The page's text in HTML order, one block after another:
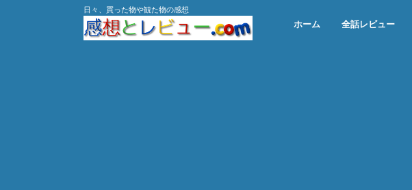
日々、買った物や観た物の感想
ホーム 全話レビュー